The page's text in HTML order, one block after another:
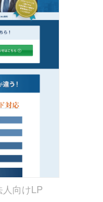
向けLP